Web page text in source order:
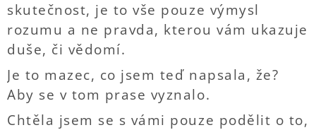
skutečnost, je to vše pouze výmysl
rozumu a ne pravda, kterou vám ukazuje
duše, či vědomí.
Je to mazec, co jsem teď napsala, že?
Aby se v tom prase vyznalo.
Chtěla jsem se s vámi pouze podělit o to,